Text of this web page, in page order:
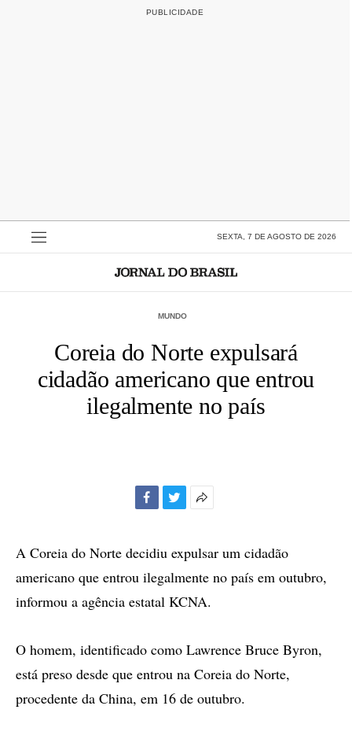
SEXTA, 7 DE AGOSTO DE 2026
MUNDO
Coreia do Norte expulsará
cidadão americano que entrou
ilegalmente no país
compartilhamento
A Coreia do Norte decidiu expulsar um cidadão
americano que entrou ilegalmente no país em outubro,
informou a agência estatal KCNA.
O homem, identificado como Lawrence Bruce Byron,
está preso desde que entrou na Coreia do Norte,
procedente da China, em 16 de outubro.